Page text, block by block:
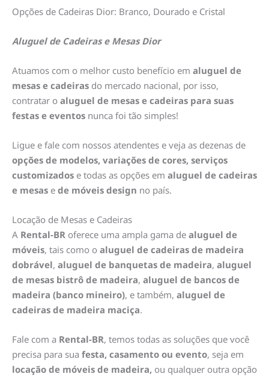
Opções de Cadeiras Dior: Branco, Dourado e Cristal
Aluguel de Cadeiras e Mesas Dior
Atuamos com o melhor custo benefício em aluguel de
mesas e cadeiras do mercado nacional, por isso,
contratar o aluguel de mesas e cadeiras para suas
festas e eventos nunca foi tão simples!
Ligue e fale com nossos atendentes e veja as dezenas de
opções de modelos, variações de cores, serviços
customizados e todas as opções em aluguel de cadeiras
e mesas e de móveis design no país.
Locação de Mesas e Cadeiras
A Rental-BR oferece uma ampla gama de aluguel de
móveis, tais como o aluguel de cadeiras de madeira
dobrável, aluguel de banquetas de madeira, aluguel
de mesas bistrô de madeira, aluguel de bancos de
madeira (banco mineiro), e também, aluguel de
cadeiras de madeira maciça.
Fale com a Rental-BR, temos todas as soluções que você
precisa para sua festa, casamento ou evento, seja em
locação de móveis de madeira, ou qualquer outra opção